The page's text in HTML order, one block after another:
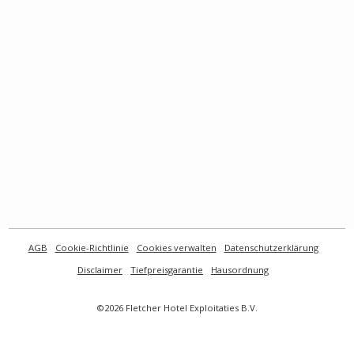
©2026 Fletcher Hotel Exploitaties B.V.
AGB Cookie-Richtlinie Cookies verwalten
Datenschutzerklärung
Disclaimer
Tiefpreisgarantie Hausordnung